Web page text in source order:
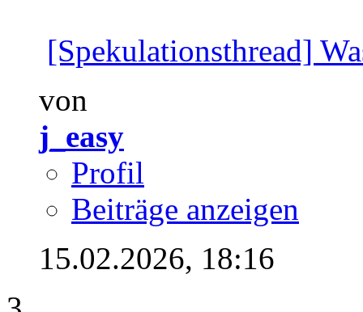
[Spekulationsthread]
von
j_easy
Profil
Beiträge anzeigen
15.02.2026, 18:16